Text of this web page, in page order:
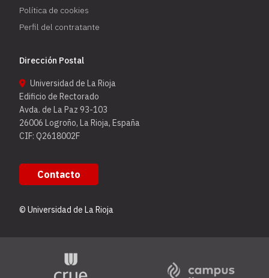
Política de cookies
Perfil del contratante
Dirección Postal
Universidad de La Rioja
Edificio de Rectorado
Avda. de La Paz 93-103
26006 Logroño, La Rioja, España
CIF: Q2618002F
Contacto
© Universidad de La Rioja